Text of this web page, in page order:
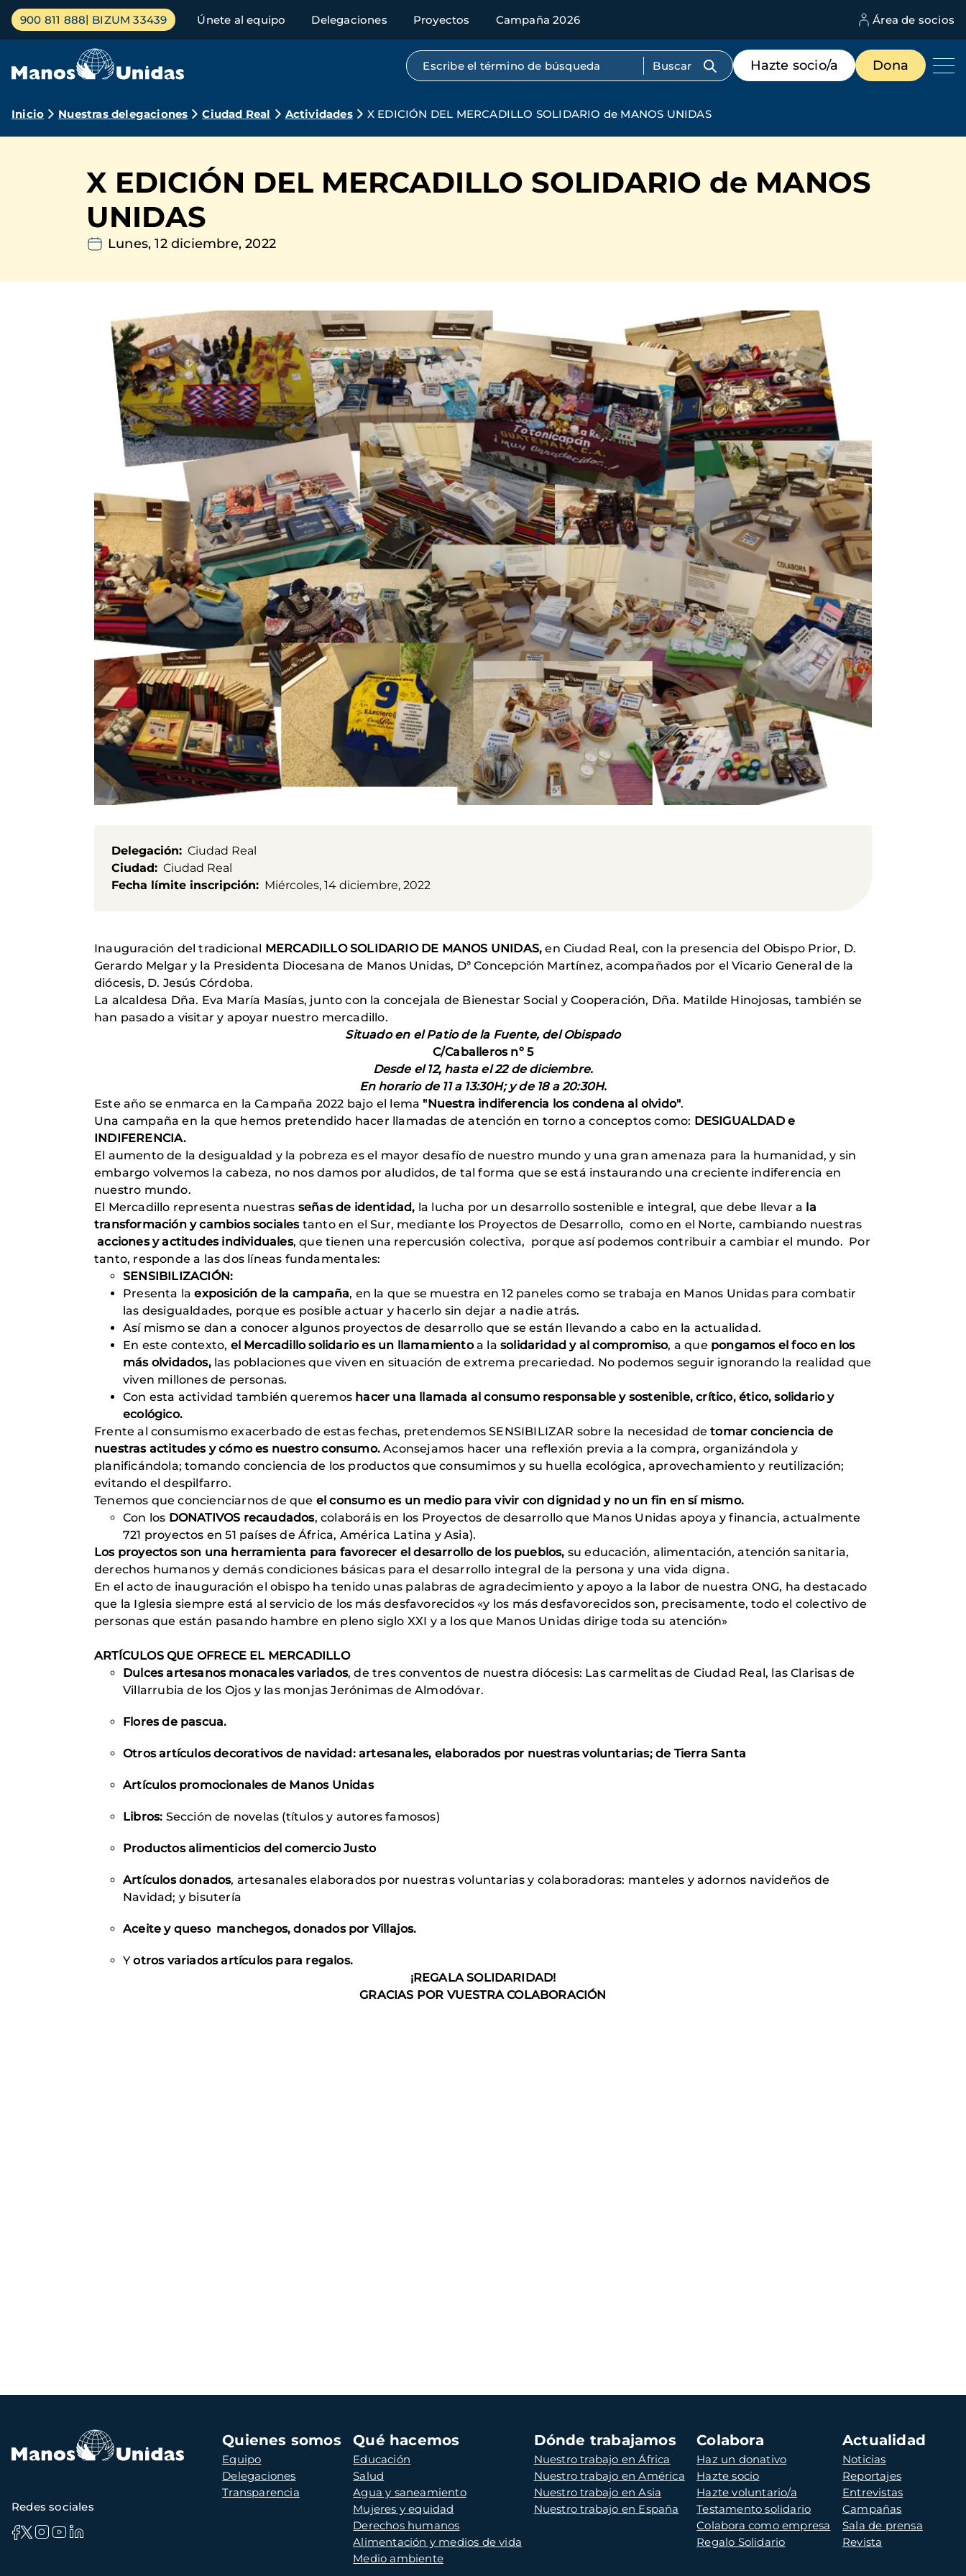
Pasar
contenido
Menú
principal
900 811 888 BIZUM 33439 Únete al equipo Delegaciones Proyectos Campaña 2026 Área de socios
Búsqueda por texto completo
Menú
de
destacados
Hazte socio/a Dona
Ruta
navegación
Inicio Nuestras delegaciones Ciudad Real Actividades X EDICIÓN DEL MERCADILLO SOLIDARIO de MANOS UNIDAS
X EDICIÓN DEL MERCADILLO SOLIDARIO de MANOS
UNIDAS
Lunes, 12 diciembre, 2022
Delegación
Ciudad Real
Ciudad
Ciudad Real
Fecha límite inscripción
Miércoles, 14 diciembre, 2022
Inauguración del tradicional MERCADILLO SOLIDARIO DE MANOS UNIDAS,en Ciudad Real, con la presencia del Obispo Prior, D.
Gerardo Melgar y la Presidenta Diocesana de Manos Unidas, Dª Concepción Martínez, acompañados por el Vicario General de la
diócesis, D. Jesús Córdoba.
La alcaldesa Dña. Eva María Masías, junto con la concejala de Bienestar Social y Cooperación, Dña. Matilde Hinojosas, también se
han pasado a visitar y apoyar nuestro mercadillo.
Situado en el Patio de la Fuente, del Obispado
C/Caballeros nº 5
Desde el 12, hasta el 22 de diciembre.
En horario de 11 a 13:30H; y de 18 a 20:30H.
Este año se enmarca en la Campaña 2022 bajo el lema "Nuestra indiferencia los condena al olvido".
Una campaña en la que hemos pretendido hacer llamadas de atención en torno a conceptos como: DESIGUALDAD e
INDIFERENCIA.
El aumento de la desigualdad y la pobreza es el mayor desafío de nuestro mundo y una gran amenaza para la humanidad, y sin
embargo volvemos la cabeza, no nos damos por aludidos, de tal forma que se está instaurando una creciente indiferencia en
nuestro mundo.
El Mercadillo representa nuestras señas de identidad, la lucha por un desarrollo sostenible e integral, que debe llevar a la
transformación y cambios socialestanto en el Sur, mediante los Proyectos de Desarrollo, como en el Norte, cambiando nuestras
acciones y actitudes individuales, que tienen una repercusión colectiva, porque así podemos contribuir a cambiar el mundo. Por
tanto, responde a las dos líneas fundamentales:
SENSIBILIZACIÓN:
Presenta laexposición de la campaña, en la que se muestra en 12 paneles como se trabaja en Manos Unidas para combatir
las desigualdades, porque es posible actuar y hacerlo sin dejar a nadie atrás.
Así mismo se dan a conocer algunos proyectos de desarrollo que se están llevando a cabo en la actualidad.
En este contexto, el Mercadillo solidario es un llamamientoa lasolidaridad y al compromiso, a que pongamos el foco en los
más olvidados, las poblaciones que viven en situación de extrema precariedad. No podemos seguir ignorando la realidad que
viven millones de personas.
Con esta actividad también queremos hacer una llamada al consumo responsable y sostenible, crítico, ético, solidario y
ecológico.
Frente al consumismo exacerbado de estas fechas, pretendemos SENSIBILIZAR sobre la necesidad detomar conciencia de
nuestras actitudes y cómo es nuestro consumo. Aconsejamos hacer una reflexión previa a la compra, organizándola y
planificándola; tomando conciencia de los productos que consumimos y su huella ecológica, aprovechamiento y reutilización;
evitando el despilfarro.
Tenemos que concienciarnos de que el consumo es un medio para vivir con dignidad y no un fin en sí mismo.
Con los DONATIVOS recaudados, colaboráis en los Proyectos de desarrollo que Manos Unidas apoya y financia, actualmente
721 proyectos en 51 países de África, América Latina y Asia).
Los proyectos son una herramienta para favorecer el desarrollo de los pueblos, su educación, alimentación, atención sanitaria,
derechos humanos y demás condiciones básicas para el desarrollo integral de la persona y una vida digna.
En el acto de inauguración el obispo ha tenido unas palabras de agradecimiento y apoyo a la labor de nuestra ONG, ha destacado
que la Iglesia siempre está al servicio de los más desfavorecidos «y los más desfavorecidos son, precisamente, todo el colectivo de
personas que están pasando hambre en pleno siglo XXI y a los que Manos Unidas dirige toda su atención»
ARTÍCULOS QUE OFRECE EL MERCADILLO
Dulces artesanos monacales variados, de tres conventos de nuestra diócesis: Las carmelitas de Ciudad Real, las Clarisas de
Villarrubia de los Ojos y las monjas Jerónimas de Almodóvar.
Flores de pascua.
Otros artículos decorativos de navidad: artesanales, elaborados por nuestras voluntarias; de Tierra Santa
Artículos promocionales de Manos Unidas
Libros: Sección de novelas (títulos y autores famosos)
Productos alimenticios del comercio Justo
Artículos donados, artesanales elaborados por nuestras voluntarias y colaboradoras: manteles y adornos navideños de
Navidad; y bisutería
Aceite y queso manchegos, donados por Villajos.
Yotros variados artículos para regalos.
¡REGALA SOLIDARIDAD!
GRACIAS POR VUESTRA COLABORACIÓN
Navegación
principal
Quienes somos
Equipo
Delegaciones
Transparencia
Qué hacemos
Educación
Salud
Agua y saneamiento
Mujeres y equidad
Derechos humanos
Alimentación y medios de vida
Medio ambiente
Dónde trabajamos
Nuestro trabajo en África
Nuestro trabajo en América
Nuestro trabajo en Asia
Nuestro trabajo en España
Colabora
Haz un donativo
Hazte socio
Hazte voluntario/a
Testamento solidario
Colabora como empresa
Regalo Solidario
Actualidad
Noticias
Reportajes
Entrevistas
Campañas
Sala de prensa
Revista
Redes sociales